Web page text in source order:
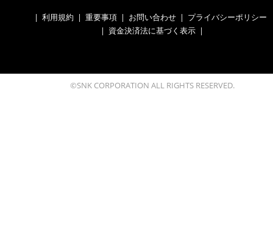
| 利用規約 | 重要事項 | お問い合わせ | プライバシーポリシー
| 資金決済法に基づく表示 |
©SNK CORPORATION ALL RIGHTS RESERVED.